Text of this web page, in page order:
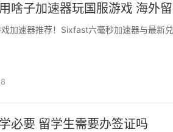
啥子加速器玩国服游戏 海外
加速器推荐！Sixfast六毫秒加速器与最新兑
必要 留学生需要办签证吗